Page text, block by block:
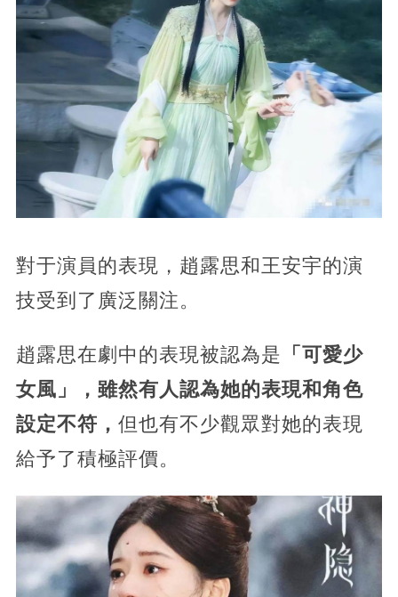
對于演員的表現，趙露思和王安宇的演
技受到了廣泛關注。
趙露思在劇中的表現被認為是
「可愛少
女風」，雖然有人認為她的表現和角色
設定不符， 但也有不少觀眾對她的表現
給予了積極評價。